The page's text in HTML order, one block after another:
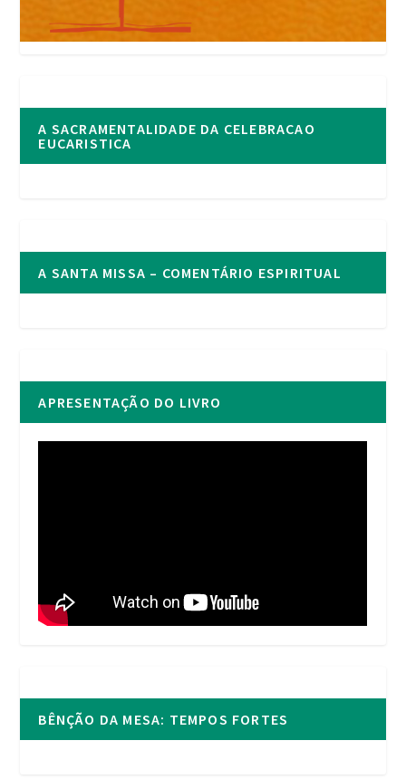
A SACRAMENTALIDADE DA CELEBRACAO
EUCARISTICA
A SANTA MISSA – COMENTÁRIO ESPIRITUAL
APRESENTAÇÃO DO LIVRO
BÊNÇÃO DA MESA: TEMPOS FORTES